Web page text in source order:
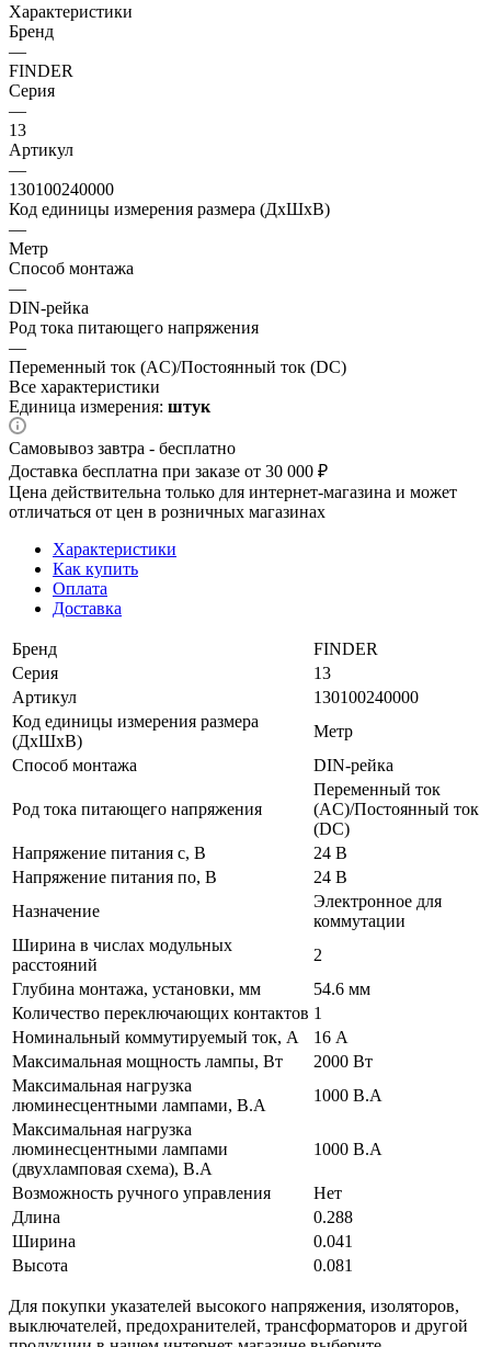
Характеристики
Бренд
—
FINDER
Серия
—
13
Артикул
—
130100240000
Код единицы измерения размера (ДхШхВ)
—
Метр
Способ монтажа
—
DIN-рейка
Род тока питающего напряжения
—
Переменный ток (AC)/Постоянный ток (DC)
Все характеристики
Единица измерения: штук
Самовывоз завтра - бесплатно
Доставка бесплатна при заказе от 30 000 ₽
Цена действительна только для интернет-магазина и может
отличаться от цен в розничных магазинах
Характеристики
Как купить
Оплата
Доставка
Бренд
FINDER
Серия
13
Артикул
130100240000
Код единицы измерения размера
(ДхШхВ)
Метр
Способ монтажа
DIN-рейка
Род тока питающего напряжения
Переменный ток
(AC)/Постоянный ток
(DC)
Напряжение питания с, В
24 В
Напряжение питания по, В
24 В
Назначение
Электронное для
коммутации
Ширина в числах модульных
расстояний
2
Глубина монтажа, установки, мм
54.6 мм
Количество переключающих контактов 1
Номинальный коммутируемый ток, А
16 А
Максимальная мощность лампы, Вт
2000 Вт
Максимальная нагрузка
люминесцентными лампами, В.А
1000 В.А
Максимальная нагрузка
люминесцентными лампами
(двухламповая схема), В.А
1000 В.А
Возможность ручного управления
Нет
Длина
0.288
Ширина
0.041
Высота
0.081
Для покупки указателей высокого напряжения, изоляторов,
выключателей, предохранителей, трансформаторов и другой